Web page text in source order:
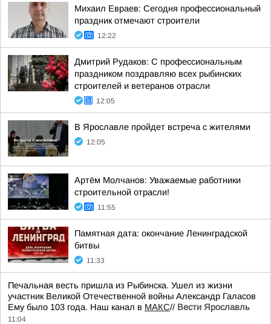
Михаил Евраев: Сегодня профессиональный
праздник отмечают строители
12:22
Дмитрий Рудаков: С профессиональным
праздником поздравляю всех рыбинских
строителей и ветеранов отрасли
12:05
В Ярославле пройдет встреча с жителями
12:05
Артём Молчанов: Уважаемые работники
строительной отрасли!
11:55
Памятная дата: окончание Ленинградской
битвы
11:33
Печальная весть пришла из Рыбинска. Ушел из жизни
участник Великой Отечественной войны Александр Галасов
Ему было 103 года. Наш канал в МАКС// Вести Ярославль
11:04